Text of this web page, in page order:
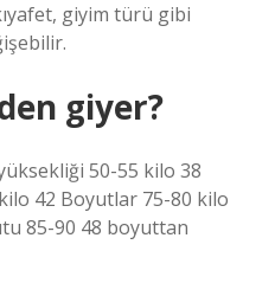
giyim türü gibi
giyer?
50-55 kilo 38
42 Boyutlar 75-80 kilo
85-90 48 boyuttan